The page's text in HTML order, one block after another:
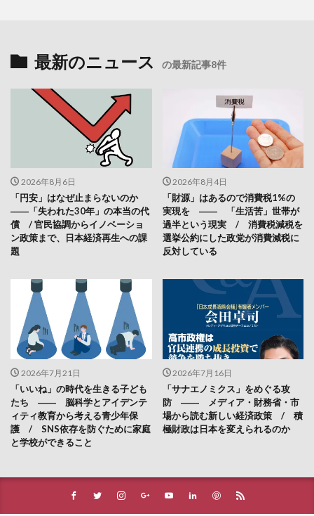
最新のニュース の最新記事8件
2026年8月6日
「円安」はなぜ止まらないのか
――「失われた30年」の本当の代
償 / 官民協調からイノベーショ
ン政策まで、日本経済再生への課
題
2026年8月4日
「財源」はあるので消費税1%の
実現を ―― 「生活苦」世帯が
過半という現実 / 消費税減税を
選挙公約にした政党が消費減税に
反対している
2026年7月21日
「いいね」の時代を生きる子ども
たち ―― 脳科学とアイデンテ
ィティ教育から考える青少年保
護 / SNS依存を防ぐために家庭
と学校ができること
2026年7月16日
「サナエノミクス」をめぐる攻
防 ―― メディア・財務省・市
場から読む新しい経済政策 / 積
極財政は日本を変えられるのか